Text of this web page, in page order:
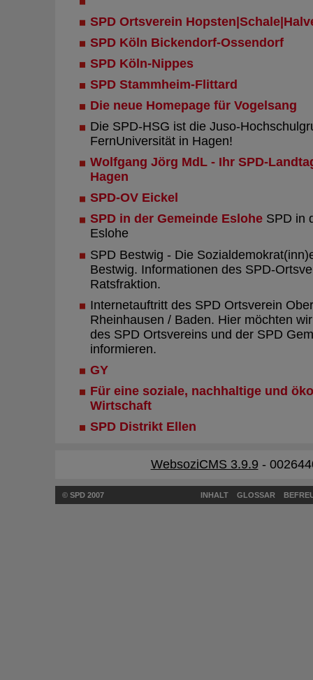
SPD Ortsverein
SPD Köln Bickendorf-Ossendorf
SPD Köln-Nippes
SPD Stammheim-Flittard
Die neue Homepage für Vogelsang
Die SPD-HSG ist die Juso-
FernUniversität in Hagen!
Wolfgang Jörg MdL - Ihr SPD-
Hagen
SPD-OV Eickel
SPD in der Gemeinde Eslohe SPD in
Eslohe
SPD Bestwig - Die
Bestwig. Informationen des SPD-
Ratsfraktion.
Internetauftritt des SPD Ortsverein
Rheinhausen / Baden. Hier möchten
des SPD Ortsvereins und der SPD
informieren.
GY
Für eine soziale, nachhaltige und
Wirtschaft
SPD Distrikt Ellen
WebsoziCMS 3.9.9 -
© SPD 2007 INHALT GLOSSAR